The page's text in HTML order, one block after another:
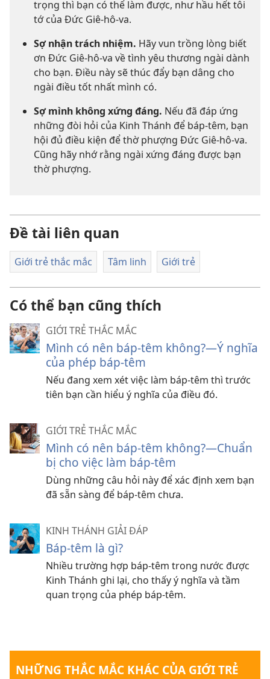
trọng thì bạn có thể làm được, như hầu hết tôi
tớ của Đức Giê-hô-va.
Sợ nhận trách nhiệm. Hãy vun trồng lòng biết
ơn Đức Giê-hô-va về tình yêu thương ngài dành
cho bạn. Điều này sẽ thúc đẩy bạn dâng cho
ngài điều tốt nhất mình có.
Sợ mình không xứng đáng. Nếu đã đáp ứng
những đòi hỏi của Kinh Thánh để báp-têm, bạn
hội đủ điều kiện để thờ phượng Đức Giê-hô-va.
Cũng hãy nhớ rằng ngài xứng đáng được bạn
thờ phượng.
Đề tài liên quan
Giới trẻ thắc mắc Tâm linh Giới trẻ
Có thể bạn cũng thích
GIỚI TRẺ THẮC MẮC
Mình có nên báp-têm không?​—Ý nghĩa
của phép báp-têm
Nếu đang xem xét việc làm báp-têm thì trước
tiên bạn cần hiểu ý nghĩa của điều đó.
GIỚI TRẺ THẮC MẮC
Mình có nên báp-têm không?—Chuẩn
bị cho việc làm báp-têm
Dùng những câu hỏi này để xác định xem bạn
đã sẵn sàng để báp-têm chưa.
KINH THÁNH GIẢI ĐÁP
Báp-têm là gì?
Nhiều trường hợp báp-têm trong nước được
Kinh Thánh ghi lại, cho thấy ý nghĩa và tầm
quan trọng của phép báp-têm.
NHỮNG THẮC MẮC KHÁC CỦA GIỚI TRẺ